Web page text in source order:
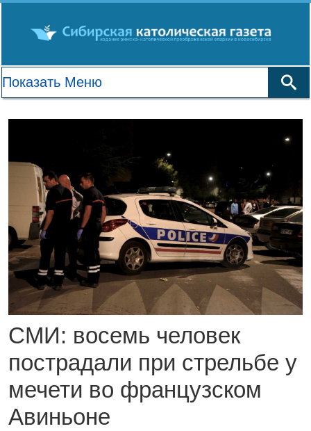
СМИ: восемь человек
пострадали при стрельбе у
мечети во французском
Авиньоне